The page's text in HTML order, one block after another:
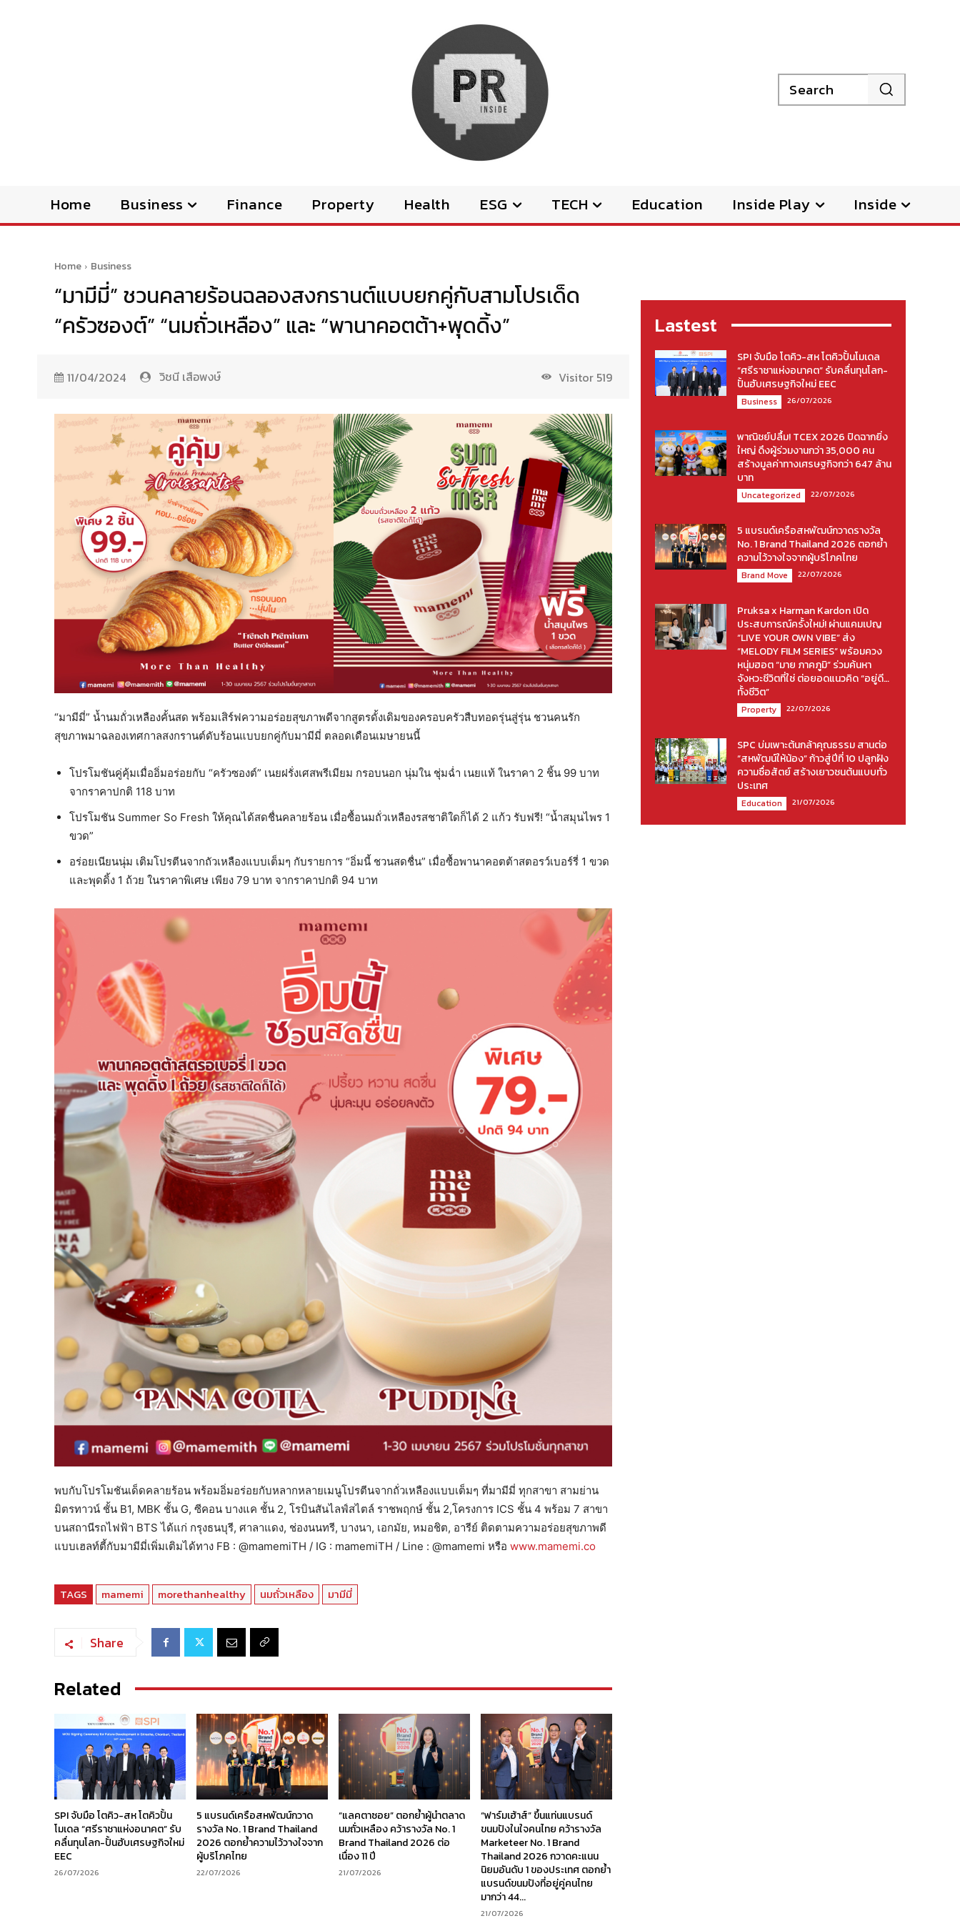
Search
Home Business Finance Property Health ESG TECH Education Inside Play Inside
Home Business
“มามีมี่” ชวนคลายร้อนฉลองสงกรานต์แบบยกคู่กับสามโปรเด็ด
“ครัวซองต์” “นมถั่วเหลือง” และ “พานาคอตต้า+พุดดิ้ง”
11/04/2024 วิชนี เสือพงษ์ Visitor 519
“มามีมี่” น้ำนมถั่วเหลืองคั้นสด พร้อมเสิร์ฟความอร่อยสุขภาพดีจากสูตรดั้งเดิมของครอบครัวสืบทอดรุ่นสู่รุ่น ชวนคนรัก
สุขภาพมาฉลองเทศกาลสงกรานต์ดับร้อนแบบยกคู่กับมามีมี่ ตลอดเดือนเมษายนนี้
โปรโมชันคู่คุ้มเมื่ออิ่มอร่อยกับ “ครัวซองต์” เนยฝรั่งเศสพรีเมียม กรอบนอก นุ่มใน ชุ่มฉ่ำ เนยแท้ ในราคา 2 ชิ้น 99 บาท
จากราคาปกติ 118 บาท
โปรโมชัน Summer So Fresh ให้คุณได้สดชื่นคลายร้อน เมื่อซื้อนมถั่วเหลืองรสชาติใดก็ได้ 2 แก้ว รับฟรี! “น้ำสมุนไพร 1
ขวด”
อร่อยเนียนนุ่ม เติมโปรตีนจากถัวเหลืองแบบเต็มๆ กับรายการ “อิ่มนี้ ชวนสดชื่น” เมื่อซื้อพานาคอตต้าสตอรว์เบอร์รี่ 1 ขวด
และพุดดิ้ง 1 ถ้วย ในราคาพิเศษ เพียง 79 บาท จากราคาปกติ 94 บาท
พบกับโปรโมชันเด็ดคลายร้อน พร้อมอิ่มอร่อยกับหลากหลายเมนูโปรตีนจากถั่วเหลืองแบบเต็มๆ ที่มามีมี่ ทุกสาขา สามย่าน
มิตรทาวน์ ชั้น B1, MBK ชั้น G, ซีคอน บางแค ชั้น 2, โรบินสันไลฟ์สไตล์ ราชพฤกษ์ ชั้น 2,โครงการ ICS ชั้น 4 พร้อม 7 สาขา
บนสถานีรถไฟฟ้า BTS ได้แก่ กรุงธนบุรี, ศาลาแดง, ช่องนนทรี, บางนา, เอกมัย, หมอชิต, อารีย์ ติดตามความอร่อยสุขภาพดี
แบบเฮลท์ตี้กับมามีมี่เพิ่มเติมได้ทาง FB : @mamemiTH / IG : mamemiTH / Line : @mamemi หรือ www.mamemi.co
TAGS mamemi morethanhealthy นมถั่วเหลือง มามีมี่
Share
Related
SPI จับมือ โตคิว-สห โตคิวปั้น
โมเดล “ศรีราชาแห่งอนาคต” รับ
คลื่นทุนโลก-ปั้นฮับเศรษฐกิจใหม่
EEC
26/07/2026
5 แบรนด์เครือสหพัฒน์กวาด
รางวัล No. 1 Brand Thailand
2026 ตอกย้ำความไว้วางใจจาก
ผู้บริโภคไทย
22/07/2026
“แลคตาซอย” ตอกย้ำผู้นำตลาด
นมถั่วเหลือง คว้ารางวัล No. 1
Brand Thailand 2026 ต่อ
เนื่อง 11 ปี
21/07/2026
“ฟาร์มเฮ้าส์” ขึ้นแท่นแบรนด์
ขนมปังในใจคนไทย คว้ารางวัล
Marketeer No. 1 Brand
Thailand 2026 กวาดคะแนน
นิยมอันดับ 1 ของประเทศ ตอกย้ำ
แบรนด์ขนมปังที่อยู่คู่คนไทย
มากว่า 44...
21/07/2026
Lastest
SPI จับมือ โตคิว-สห โตคิวปั้นโมเดล
“ศรีราชาแห่งอนาคต” รับคลื่นทุนโลก-
ปั้นฮับเศรษฐกิจใหม่ EEC
Business 26/07/2026
พาณิชย์ปลื้ม! TCEX 2026 ปิดฉากยิ่ง
ใหญ่ ดึงผู้ร่วมงานกว่า 35,000 คน
สร้างมูลค่าทางเศรษฐกิจกว่า 647 ล้าน
บาท
Uncategorized 22/07/2026
5 แบรนด์เครือสหพัฒน์กวาดรางวัล
No. 1 Brand Thailand 2026 ตอกย้ำ
ความไว้วางใจจากผู้บริโภคไทย
Brand Move 22/07/2026
Pruksa x Harman Kardon เปิด
ประสบการณ์ครั้งใหม่! ผ่านแคมเปญ
“LIVE YOUR OWN VIBE” ส่ง
“MELODY FILM SERIES” พร้อมควง
หนุ่มฮอต “มาย ภาคภูมิ” ร่วมค้นหา
จังหวะชีวิตที่ใช่ ต่อยอดแนวคิด “อยู่ดี…
ทั้งชีวิต”
Property 22/07/2026
SPC บ่มเพาะต้นกล้าคุณธรรม สานต่อ
“สหพัฒน์ให้น้อง” ก้าวสู่ปีที่ 10 ปลูกฝัง
ความซื่อสัตย์ สร้างเยาวชนต้นแบบทั่ว
ประเทศ
Education 21/07/2026